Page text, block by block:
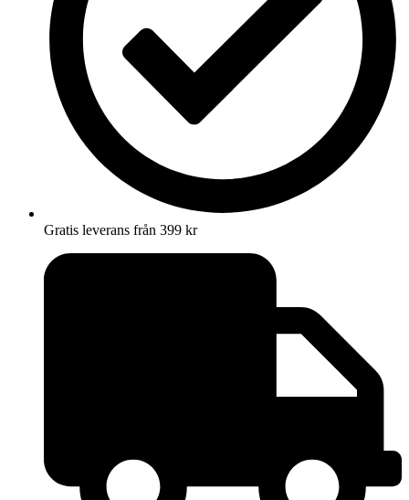
Gratis leverans från 399 kr